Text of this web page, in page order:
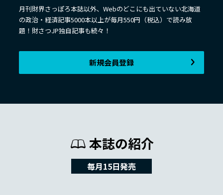
月刊財界さっぽろ本誌以外、Webのどこにも出ていない北海道
の政治・経済記事5000本以上が毎月550円（税込）で読み放
題！財さつJP独自記事も続々！
新規会員登録
本誌の紹介
毎月15日発売